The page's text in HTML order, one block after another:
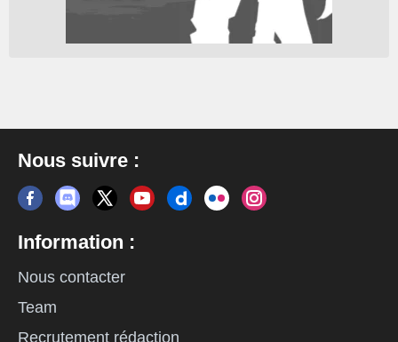
Nous suivre :
Information :
Nous contacter
Team
Recrutement rédaction